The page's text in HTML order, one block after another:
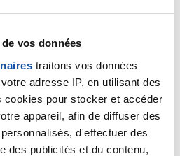
vos données
traitons vos données
adresse IP, en utilisant des
cookies pour stocker et accéder
appareil, afin de diffuser des
d'effectuer des
des publicités et du contenu,
01/2024 - 16:44